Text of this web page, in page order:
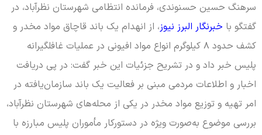
سرهنگ حسین حسنوندی، فرمانده انتظامی شهرستان نظرآباد، در
گفتگو با خبرنگار البرز نیوز، از انهدام یک باند قاچاق مواد مخدر و
کشف حدود ۸ کیلوگرم انواع مواد افیونی در عملیات غافلگیرانه
پلیس خبر داد و در تشریح جزئیات این خبر گفت: در پی دریافت
اخبار و اطلاعات مردمی مبنی بر فعالیت یک باند سازمان‌یافته در
امر تهیه و توزیع مواد مخدر در یکی از محله‌های شهرستان نظرآباد،
بررسی موضوع به‌صورت ویژه در دستورکار مأموران پلیس مبارزه با